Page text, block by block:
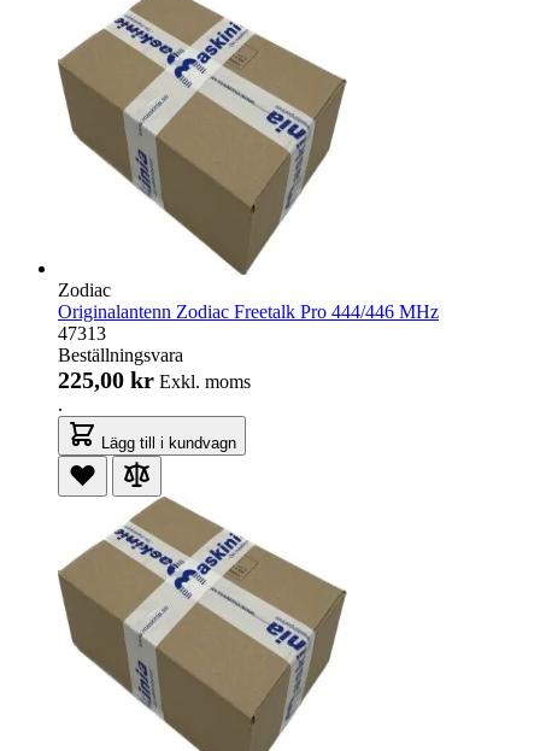
Zodiac
Originalantenn Zodiac Freetalk Pro 444/446 MHz
47313
Beställningsvara
225,00 kr Exkl. moms
.
Lägg till i kundvagn